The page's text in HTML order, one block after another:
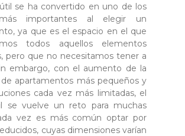
se ha convertido en uno de los
importantes al elegir un
ya que es el espacio en el que
todos aquellos elementos
pero que no necesitamos tener a
embargo, con el aumento de la
apartamentos más pequeños y
cada vez más limitadas, el
se vuelve un reto para muchas
vez es más común optar por
cuyas dimensiones varían